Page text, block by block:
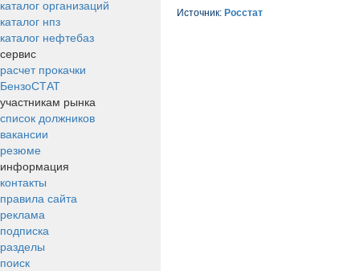
каталог организаций
каталог нпз
каталог нефтебаз
сервис
расчет прокачки
БензоСТАТ
участникам рынка
список должников
вакансии
резюме
информация
контакты
правила сайта
реклама
подписка
разделы
поиск
Источник: Росстат